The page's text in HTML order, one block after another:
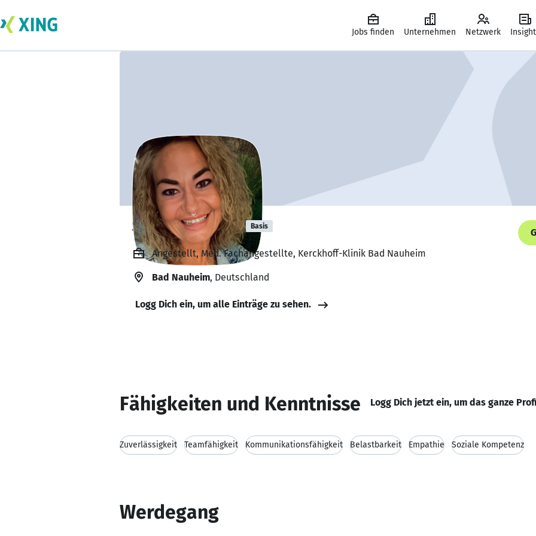
Jobs finden Unternehmen Netzwerk
Sabrina Kinski Basis
Angestellt, Med. Fachangestellte, Kerckhoff-Klinik Bad Nauheim
Bad Nauheim, Deutschland
Logg Dich ein, um alle Einträge zu sehen.
Fähigkeiten und Kenntnisse Logg Dich jetzt ein, um das ganze
Zuverlässigkeit Teamfähigkeit Kommunikationsfähigkeit Belastbarkeit Empathie Soziale Kompetenz
Werdegang